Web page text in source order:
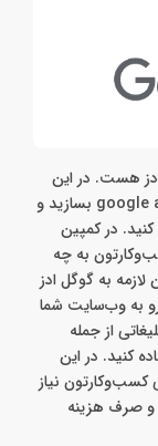
هست. در این
روش شما اول باید یه حساب کاربری در google adwords بسازید و
در کمپین
به چه
به گوگل ادز
به وب‌سایت شما
از جمله
کنید. در این
کسب‌وکارتون نیاز
و صرف هزینه